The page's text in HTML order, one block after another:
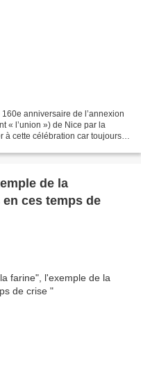
anniversaire de l’annexion
« l’union ») de Nice par la
à cette célébration car toujours
de la
ces temps de